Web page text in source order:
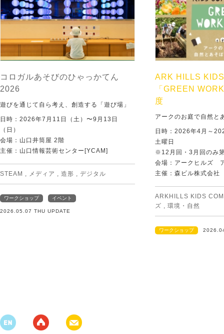
コロガルあそびのひゃっかてん
2026
遊びを通じて自ら考え、創造する「遊び場」
日時：2026年7月11日（土）〜9月13日
（日）
会場：山口井筒屋 2階
主催：山口情報芸術センター[YCAM]
STEAM , メディア , 造形 , デジタル
ワークショップ イベント
2026.05.07 THU UPDATE
ARK HILLS
「GREEN
度
アークのお庭で自然と
日時：2026年4月～
土曜日
※12月回・3月回のみ
会場：アークヒルズ
主催：森ビル株式会社
ARKHILLS KIDS
ズ , 環境・自然
ワークショップ